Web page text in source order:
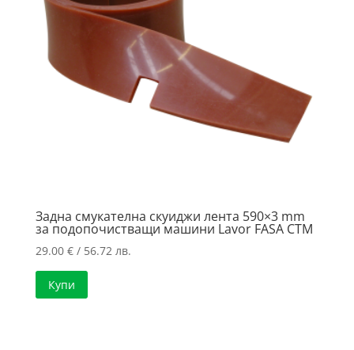
Задна смукателна скуиджи лента 590×3 mm
за подопочистващи машини Lavor FASA CTM
29.00 €/ 56.72 лв.
Купи